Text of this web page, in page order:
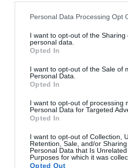
Please note that this website/app
not limited to your visit or usage
grant or deny consent to Google
use your data for below specified
consent section.
Personal Data Processing Opt
I want to opt-out of the Sharing
personal data.
Opted In
I want to opt-out of the Sale of
Personal Data.
Opted In
I want to opt-out of processing
Personal Data for Targeted
Opted In
I want to opt-out of Collection,
Retention, Sale, and/or
Personal Data that Is
Purposes for which it was
Opted Out
Illusztráció
smspsy/Shutterstock
Ha tovább olvasnál:
Air fryerben is